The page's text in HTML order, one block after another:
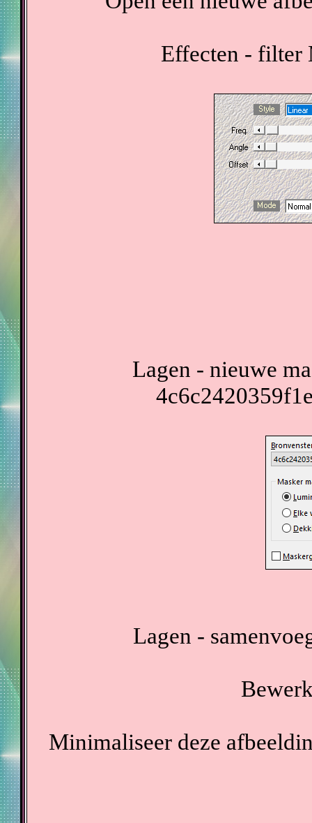
Effecten - filter
Lagen - nieuwe
Lagen -
Minimaliseer deze